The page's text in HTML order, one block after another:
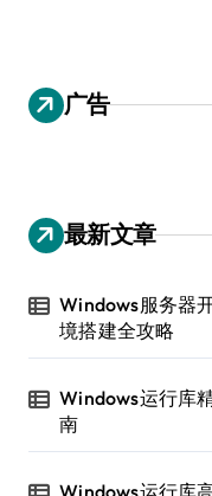
广告
最新文章
Windows服务器
境搭建全攻略
Windows运行库
南
Windows运行库